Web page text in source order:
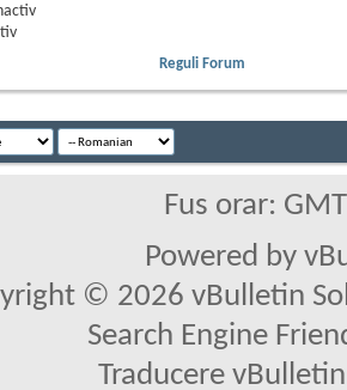
Reguli Forum
Fus orar:
Powered by
© 2026 vBulletin
Search Engine
Traducere